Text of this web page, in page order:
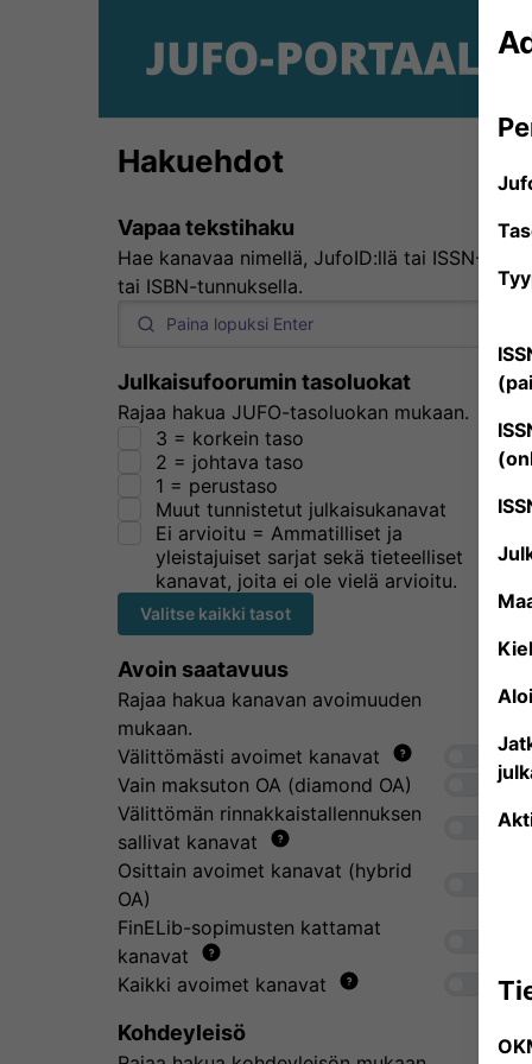
Hakuehdot
Vapaa tekstihaku
Hae kanavaa nimellä, JufoID:llä tai ISSN-
tai ISBN-tunnuksella.
Julkaisufoorumin tasoluokat
Rajaa hakua JUFO-tasoluokan mukaan.
3 = korkein taso
2 = johtava taso
1 = perustaso
Muut tunnistetut julkaisukanavat
Ei arvioitu = Ammatilliset ja
yleistajuiset sarjat sekä tieteelliset
kanavat, joita ei ole vielä arvioitu.
Valitse kaikki tasot
Avoin saatavuus
Rajaa hakua kanavan avoimuuden
mukaan.
Välittömästi avoimet kanavat
Vain maksuton OA (diamond OA)
Välittömän rinnakkaistallennuksen
sallivat kanavat
Osittain avoimet kanavat (hybrid
OA)
FinELib-sopimusten kattamat
kanavat
Kaikki avoimet kanavat
Kohdeyleisö